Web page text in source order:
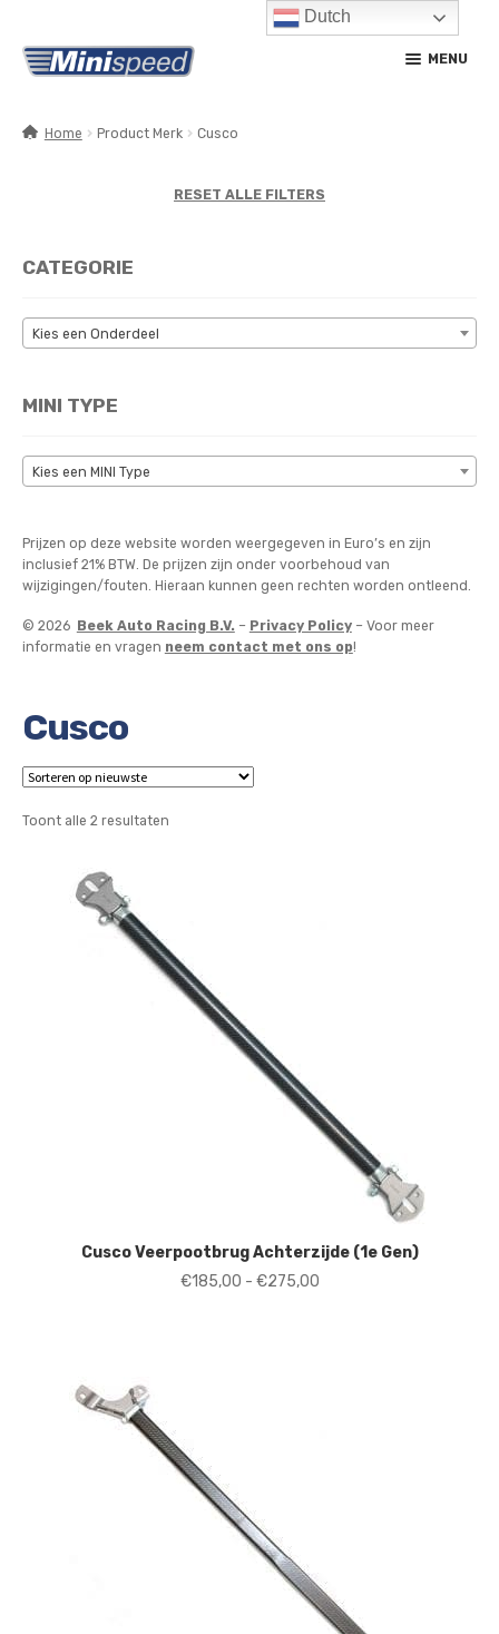
Ga
door
navigatie
Ga
naar
inhoud
MENU
CONTACT
MIJN ACCOUNT
Home Product Merk Cusco
Cusco
Toont alle 2 resultatenGesorteerd
Cusco Veerpootbrug Achterzijde (1e Gen)
€185,00 - €275,00Prijsklasse:
RESET ALLE FILTERS
CATEGORIE
Kies een Onderdeel
MINI TYPE
Kies een MINI Type
Prijzen op deze website worden weergegeven in Euro’s en zijn
inclusief 21% BTW. De prijzen zijn onder voorbehoud van
wijzigingen/fouten. Hieraan kunnen geen rechten worden ontleend.
© 2026 Beek Auto Racing B.V. – Privacy Policy– Voor meer
informatie en vragen neem contact met ons op!
Dutch